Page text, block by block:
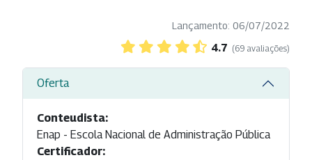
Lançamento: 06/07/2022
4.7 (69 avaliações)
Oferta
Conteudista:
Enap - Escola Nacional de Administração Pública
Certificador: